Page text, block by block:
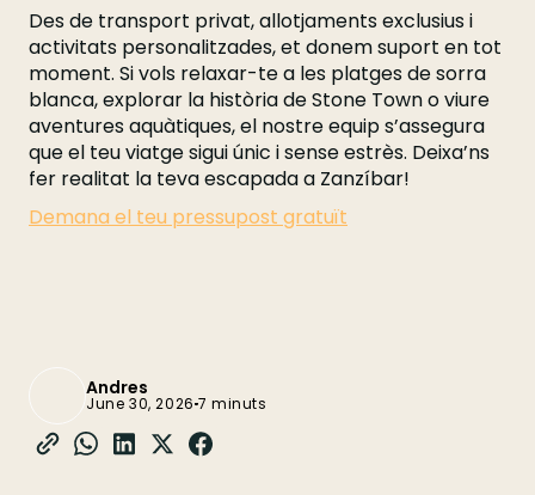
Des de transport privat, allotjaments exclusius i
activitats personalitzades, et donem suport en tot
moment. Si vols relaxar-te a les platges de sorra
blanca, explorar la història de Stone Town o viure
aventures aquàtiques, el nostre equip s’assegura
que el teu viatge sigui únic i sense estrès. Deixa’ns
fer realitat la teva escapada a Zanzíbar!
Demana el teu pressupost gratuït
Andres
June 30, 2026 7 minuts